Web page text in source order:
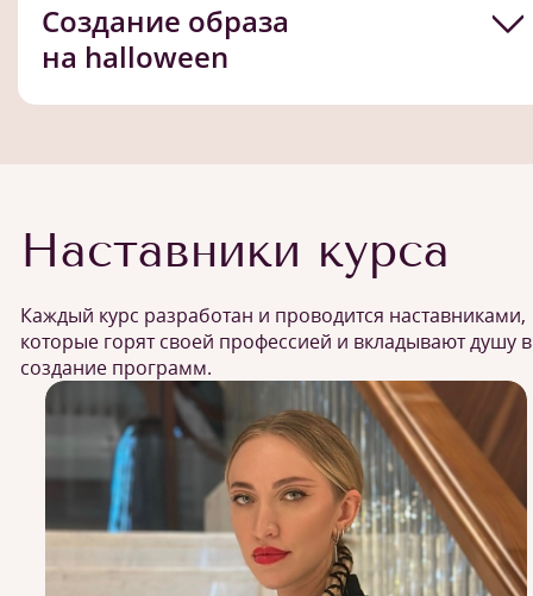
Создание образа
на halloween
Наставники курса
Каждый курс разработан и проводится наставниками,
которые горят своей профессией и вкладывают душу в
создание программ.